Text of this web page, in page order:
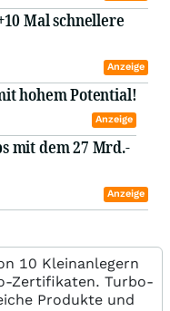
Mal schnellere
Anzeige
hohem Potential!
Anzeige
mit dem 27 Mrd.-
Anzeige
10 Kleinanlegern
Zertifikaten. Turbo-
Produkte und